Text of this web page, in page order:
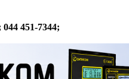
044 451-7344;